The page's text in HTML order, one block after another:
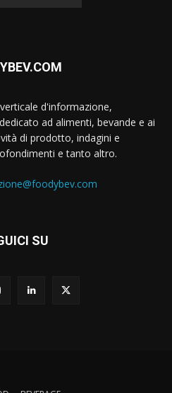
d'informazione,
ad alimenti, bevande e ai
di prodotto, indagini e
e tanto altro.
SU